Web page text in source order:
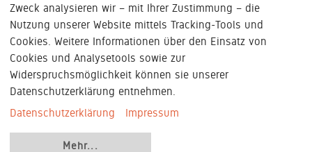
AGB | Impressum Datenschutzinformationen
Cookie-Konfiguration | Nutzungsbedingungen
©2018- 2026König + Neurath AG | Alle Rechte
Zweck analysieren wir – mit Ihrer Zustimmung – die
Nutzung unserer Website mittels Tracking-Tools und
Cookies. Weitere Informationen über den Einsatz von
Cookies und Analysetools sowie zur
Widerspruchsmöglichkeit können sie unserer
Datenschutzerklärung entnehmen.
Datenschutzerklärung
Impressum
Mehr...